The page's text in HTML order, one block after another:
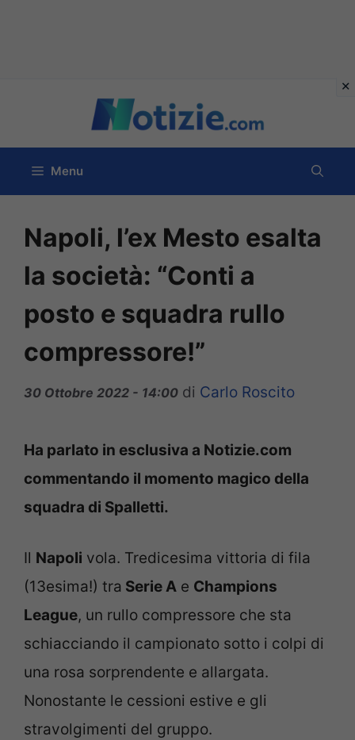
contenuto
Menu
Napoli, l’ex Mesto esalta
la società: “Conti a
posto e squadra rullo
compressore!”
30 Ottobre 2022 - 14:00 di Carlo Roscito
Ha parlato in esclusiva a Notizie.com
commentando il momento magico della
squadra di Spalletti.
Il Napoli vola. Tredicesima vittoria di fila
(13esima!) tra Serie A e Champions
League, un rullo compressore che sta
schiacciando il campionato sotto i colpi di
una rosa sorprendente e allargata.
Nonostante le cessioni estive e gli
stravolgimenti del gruppo.